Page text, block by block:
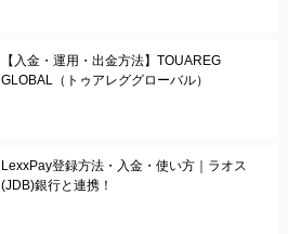
【入金・運用・出金方法】TOUAREG
GLOBAL（トゥアレググローバル）
LexxPay登録方法・入金・使い方｜ラオス
(JDB)銀行と連携！